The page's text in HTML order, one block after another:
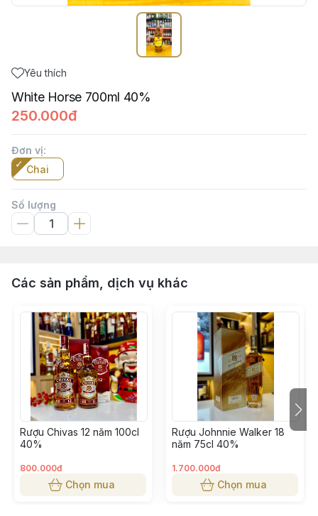
Yêu thích
White Horse 700ml 40%
250.000đ
Đơn vị:
Chai
Số lượng
Các sản phẩm, dịch vụ khác
Rượu Chivas 12 năm 100cl
40%
800.000đ
Chọn mua
Rượu Johnnie Walker 18
năm 75cl 40%
1.700.000đ
Chọn mua